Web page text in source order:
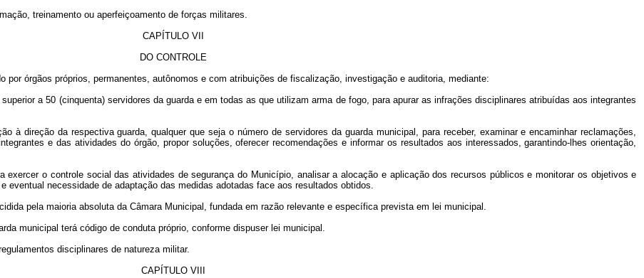
treinamento ou aperfeiçoamento de forças militares.
CAPÍTULO VII
DO CONTROLE
por órgãos próprios, permanentes, autônomos e com atribuições de fiscalização, investigação e auditoria, mediante:
a 50 (cinquenta) servidores da guarda e em todas as que utilizam arma de fogo, para apurar as infrações disciplinares atribuídas aos integrantes
à direção da respectiva guarda, qualquer que seja o número de servidores da guarda municipal, para receber, examinar e encaminhar reclamações,
e das atividades do órgão, propor soluções, oferecer recomendações e informar os resultados aos interessados, garantindo-lhes orientação,
exercer o controle social das atividades de segurança do Município, analisar a alocação e aplicação dos recursos públicos e monitorar os objetivos e
necessidade de adaptação das medidas adotadas face aos resultados obtidos.
pela maioria absoluta da Câmara Municipal, fundada em razão relevante e específica prevista em lei municipal.
municipal terá código de conduta próprio, conforme dispuser lei municipal.
disciplinares de natureza militar.
CAPÍTULO VIII